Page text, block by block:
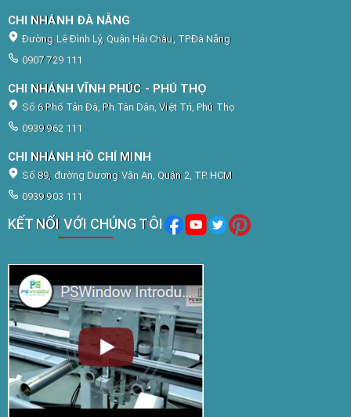
CHI NHÁNH ĐÀ NẴNG
Đường Lê Đình Lý, Quận Hải Châu, TP.Đà Nẵng
0907 729 111
CHI NHÁNH VĨNH PHÚC - PHÚ THỌ
Số 6 Phố Tản Đà, Ph.Tân Dân, Việt Trì, Phú Thọ
0939 962 111
CHI NHÁNH HỒ CHÍ MINH
Số 89, đường Dương Văn An, Quận 2, TP. HCM
0939 903 111
KẾT NỐI VỚI CHÚNG TÔI